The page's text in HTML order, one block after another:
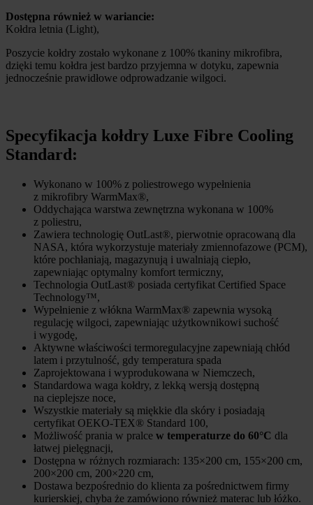
Dostępna również w wariancie:
Kołdra letnia (Light),
Poszycie kołdry zostało wykonane z 100% tkaniny mikrofibra,
dzięki temu kołdra jest bardzo przyjemna w dotyku, zapewnia
jednocześnie prawidłowe odprowadzanie wilgoci.
Specyfikacja kołdry Luxe Fibre Cooling
Standard:
Wykonano w 100% z poliestrowego wypełnienia
z mikrofibry WarmMax®,
Oddychająca warstwa zewnętrzna wykonana w 100%
z poliestru,
Zawiera technologię OutLast®, pierwotnie opracowaną dla
NASA, która wykorzystuje materiały zmiennofazowe (PCM),
które pochłaniają, magazynują i uwalniają ciepło,
zapewniając optymalny komfort termiczny,
Technologia OutLast® posiada certyfikat Certified Space
Technology™,
Wypełnienie z włókna WarmMax® zapewnia wysoką
regulację wilgoci, zapewniając użytkownikowi suchość
i wygodę,
Aktywne właściwości termoregulacyjne zapewniają chłód
latem i przytulność, gdy temperatura spada
Zaprojektowana i wyprodukowana w Niemczech,
Standardowa waga kołdry, z lekką wersją dostępną
na cieplejsze noce,
Wszystkie materiały są miękkie dla skóry i posiadają
certyfikat OEKO-TEX® Standard 100,
Możliwość prania w pralce w temperaturze do 60°C dla
łatwej pielęgnacji,
Dostępna w różnych rozmiarach: 135×200 cm, 155×200 cm,
200×200 cm, 200×220 cm,
Dostawa bezpośrednio do klienta za pośrednictwem firmy
kurierskiej, chyba że zamówiono również materac lub łóżko.